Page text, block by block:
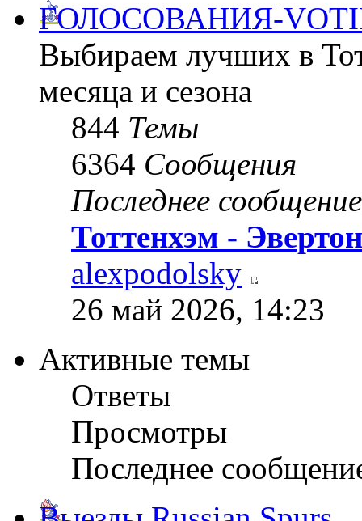
ГОЛОСОВАНИЯ-
Выбираем лучших в
месяца и сезона
844 Темы
6364 Сообщения
Последнее сообщение
Тоттенхэм -
alexpodolsky
26 май 2026, 14:23
Активные темы
Ответы
Просмотры
Последнее